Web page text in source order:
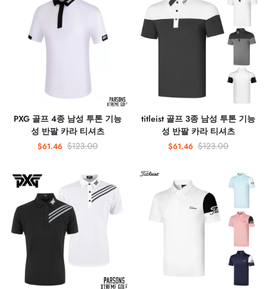
PXG 골프 4종 남성 투톤 기능
성 반팔 카라 티셔츠
$61.46 $123.00
titleist 골프 3종 남성 투톤 기능
성 반팔 카라 티셔츠
$61.46 $123.00